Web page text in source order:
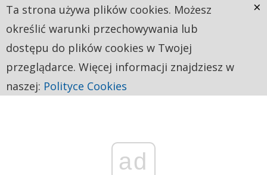
ad
Ta strona używa plików cookies. Możesz
określić warunki przechowywania lub
dostępu do plików cookies w Twojej
przeglądarce. Więcej informacji znajdziesz w
naszej: Polityce Cookies
×